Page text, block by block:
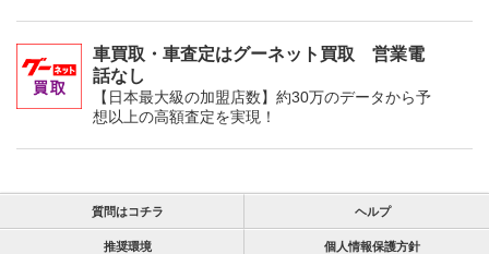
車買取・車査定はグーネット買取 営業電
話なし
【日本最大級の加盟店数】約30万のデータから予
想以上の高額査定を実現！
質問はコチラ ヘルプ
推奨環境 個人情報保護方針